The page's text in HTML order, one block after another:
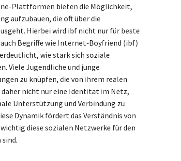
Plattformen bieten die Möglichkeit,
aufzubauen, die oft über die
Hierbei wird ibf nicht nur für beste
Begriffe wie Internet-Boyfriend (ibf)
wie stark sich soziale
Viele Jugendliche und junge
zu knüpfen, die von ihrem realen
nicht nur eine Identität im Netz,
Unterstützung und Verbindung zu
Dynamik fördert das Verständnis von
diese sozialen Netzwerke für den